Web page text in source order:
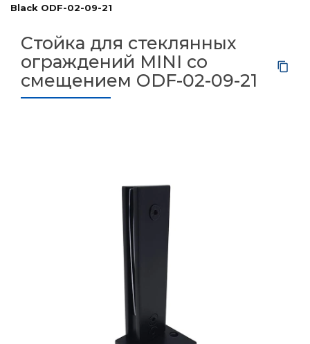
Black ODF-02-09-21
Стойка для стеклянных
ограждений MINI со
смещением ODF-02-09-21